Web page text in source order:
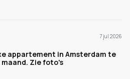
7 jul 2026
appartement in Amsterdam te
Zie foto's